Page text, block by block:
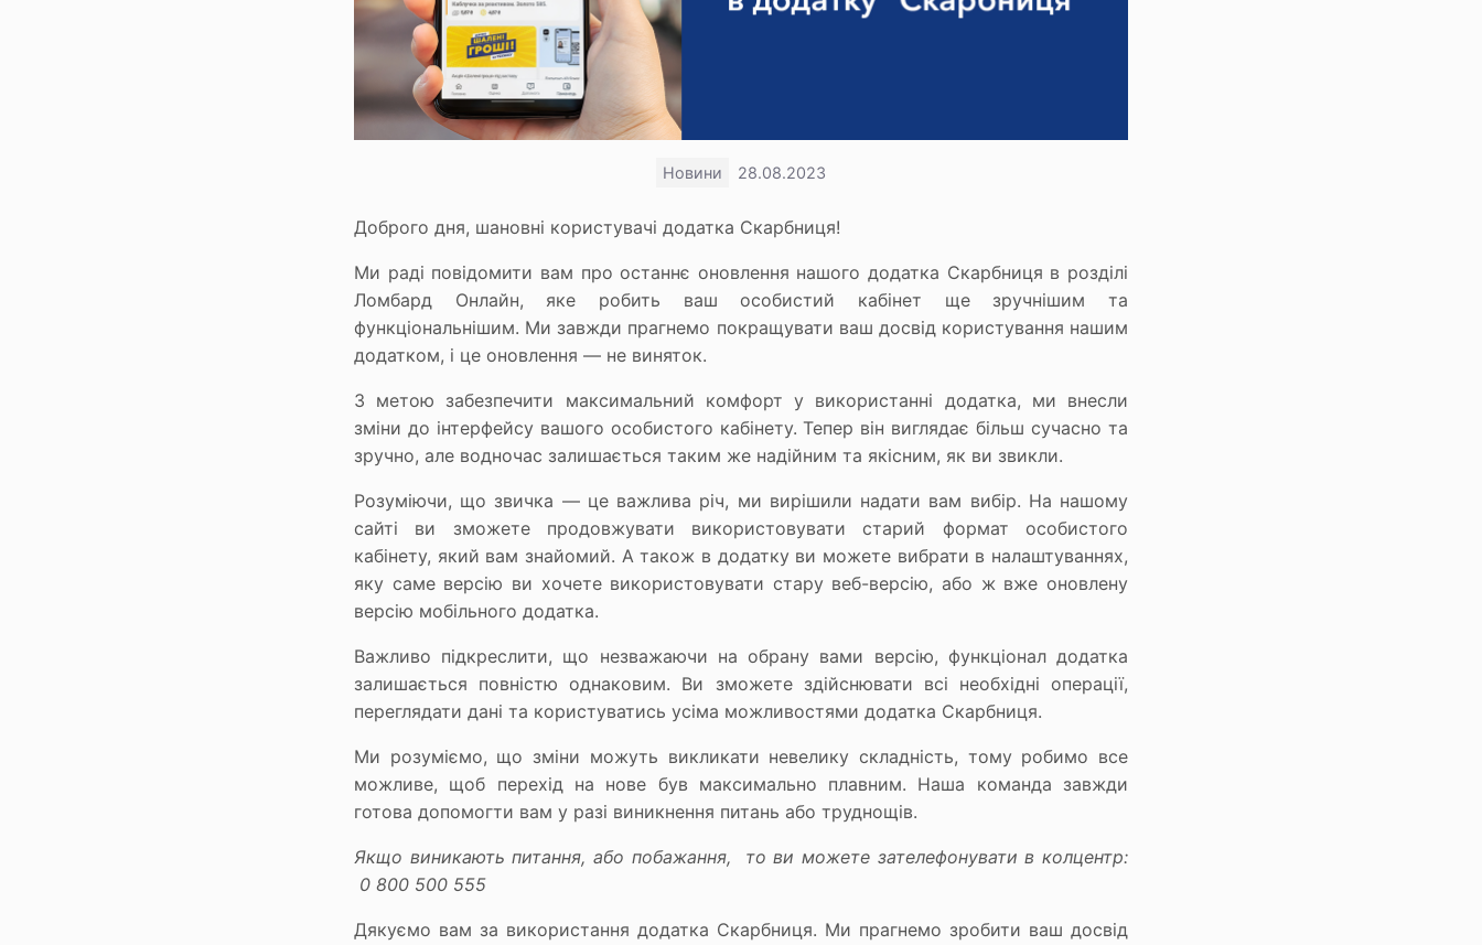
Новини 28.08.2023
Доброго дня, шановні користувачі додатка Скарбниця!
Ми раді повідомити вам про останнє оновлення нашого додатка Скарбниця в розділі
Ломбард Онлайн, яке робить ваш особистий кабінет ще зручнішим та
функціональнішим. Ми завжди прагнемо покращувати ваш досвід користування нашим
додатком, і це оновлення — не виняток.
З метою забезпечити максимальний комфорт у використанні додатка, ми внесли
зміни до інтерфейсу вашого особистого кабінету. Тепер він виглядає більш сучасно та
зручно, але водночас залишається таким же надійним та якісним, як ви звикли.
Розуміючи, що звичка — це важлива річ, ми вирішили надати вам вибір. На нашому
сайті ви зможете продовжувати використовувати старий формат особистого
кабінету, який вам знайомий. А також в додатку ви можете вибрати в налаштуваннях,
яку саме версію ви хочете використовувати стару веб-версію, або ж вже оновлену
версію мобільного додатка.
Важливо підкреслити, що незважаючи на обрану вами версію, функціонал додатка
залишається повністю однаковим. Ви зможете здійснювати всі необхідні операції,
переглядати дані та користуватись усіма можливостями додатка Скарбниця.
Ми розуміємо, що зміни можуть викликати невелику складність, тому робимо все
можливе, щоб перехід на нове був максимально плавним. Наша команда завжди
готова допомогти вам у разі виникнення питань або труднощів.
Якщо виникають питання, або побажання, то ви можете зателефонувати в колцентр:
0 800 500 555
Дякуємо вам за використання додатка Скарбниця. Ми прагнемо зробити ваш досвід